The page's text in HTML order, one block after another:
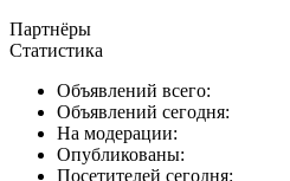
Партнёры
Статистика
Объявлений всего:
Объявлений сегодня:
На модерации:
Опубликованы:
Посетителей сегодня: